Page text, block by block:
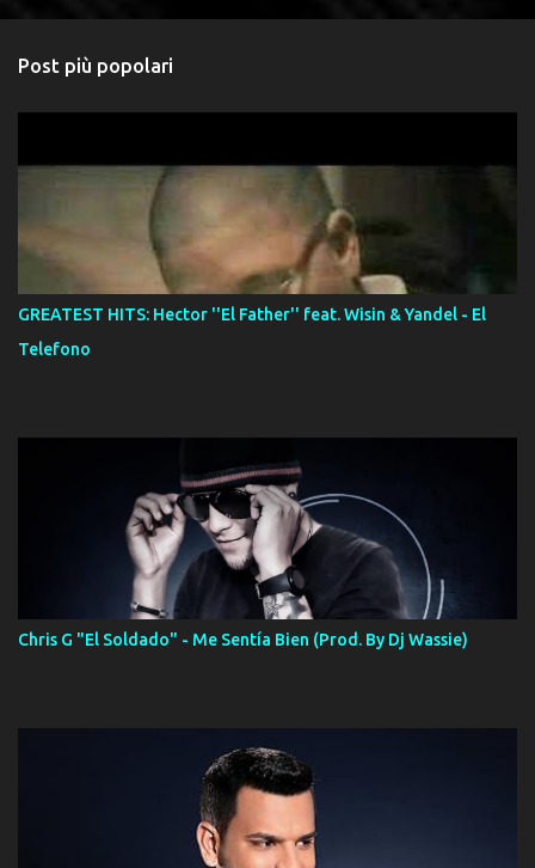
Post più popolari
GREATEST HITS: Hector ''El Father'' feat. Wisin & Yandel - El
Telefono
Chris G "El Soldado" - Me Sentía Bien (Prod. By Dj Wassie)